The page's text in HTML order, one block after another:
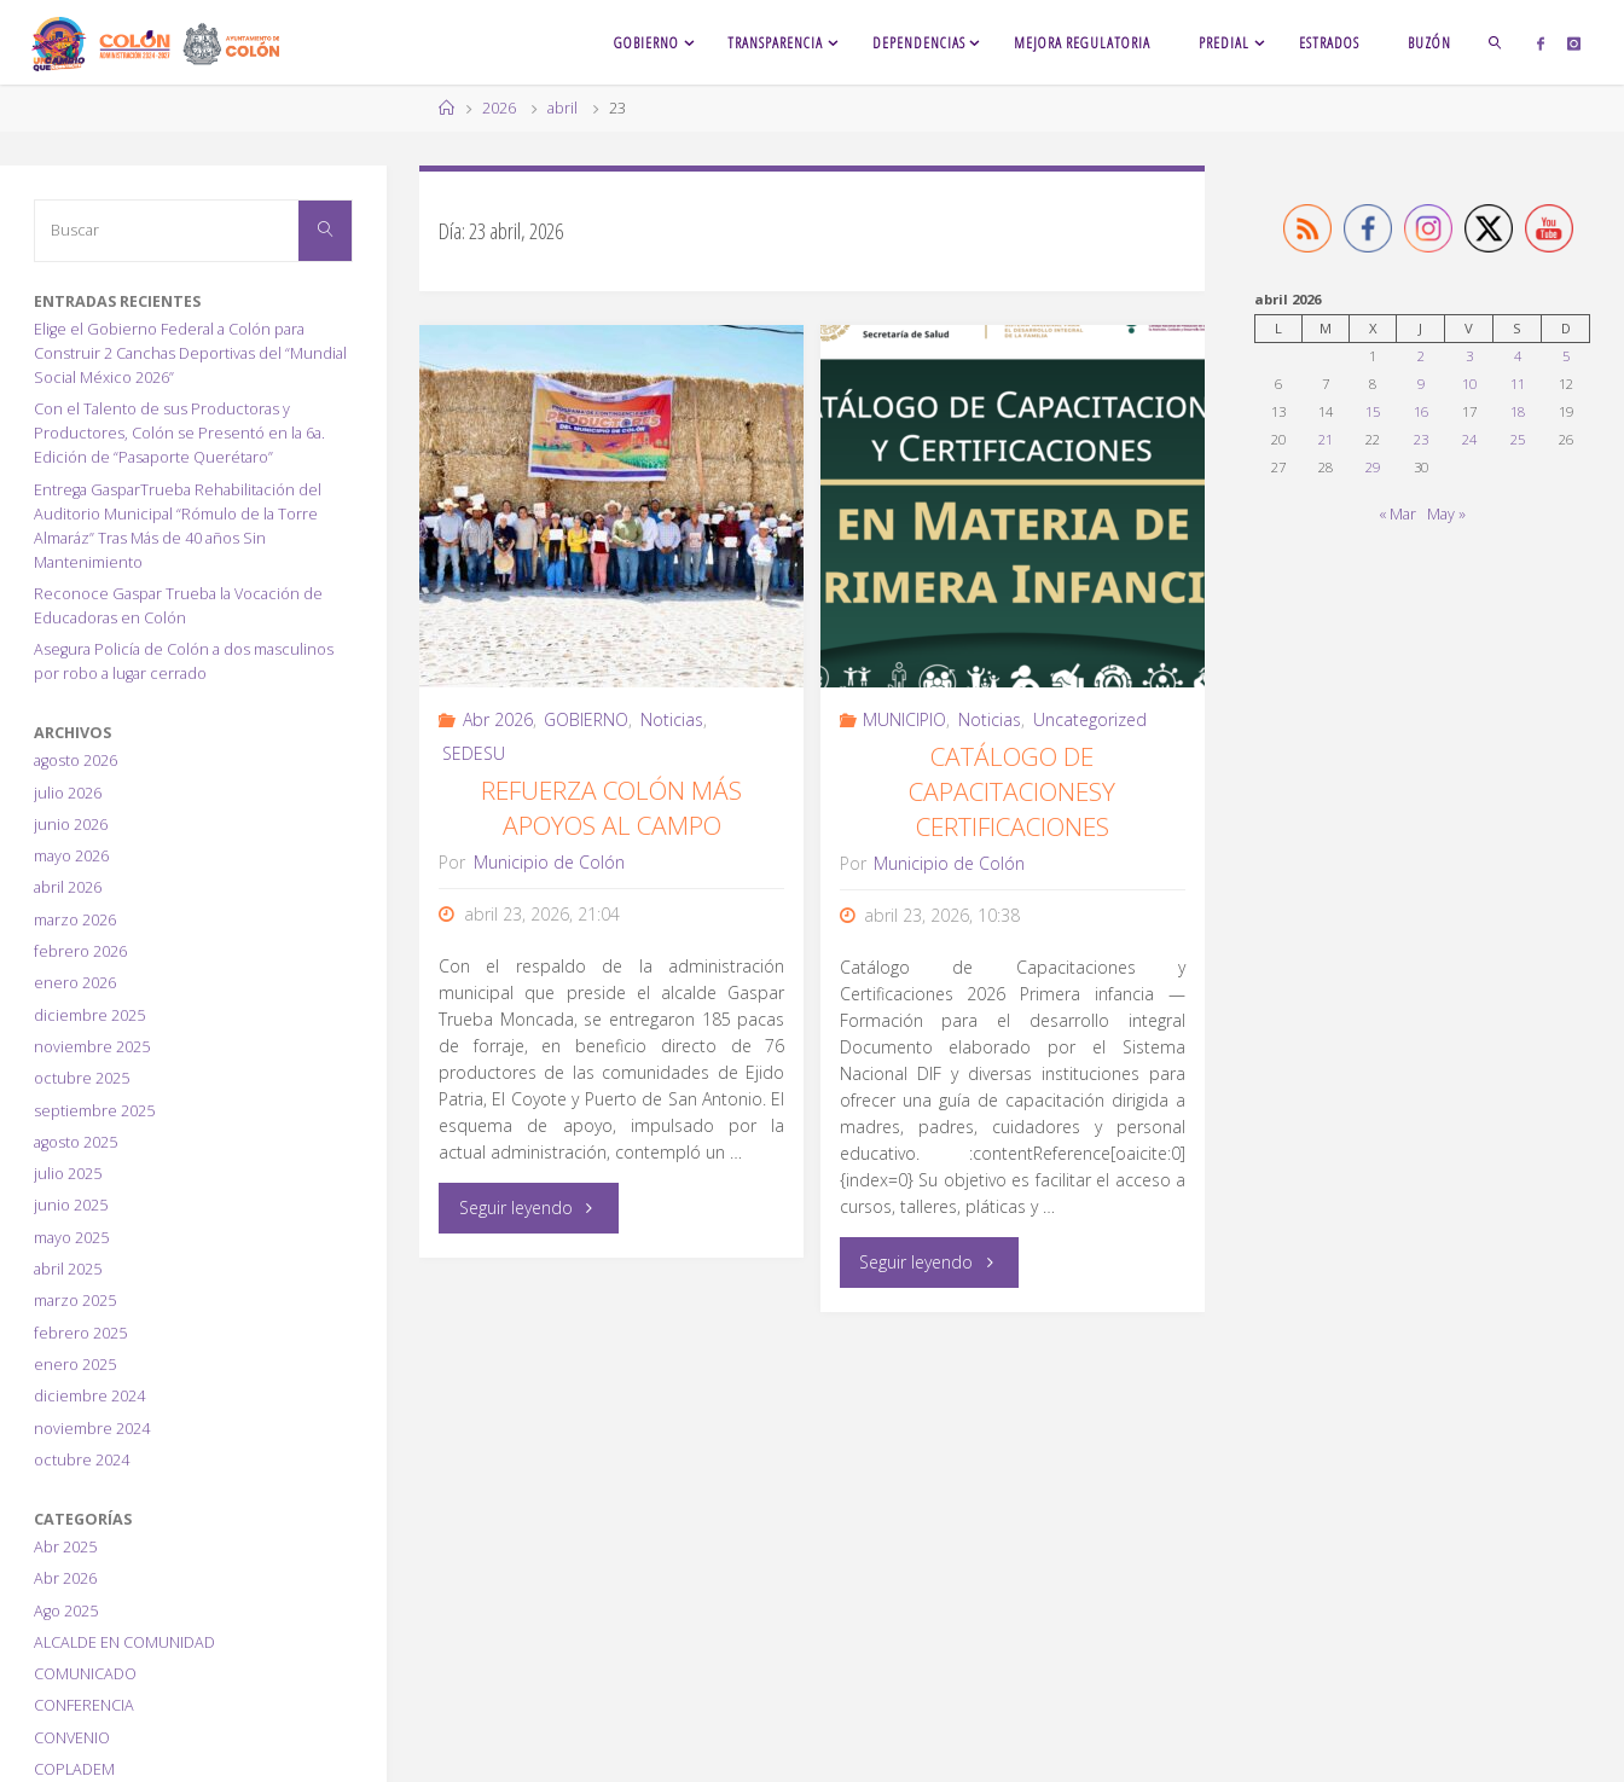
contenido
GOBIERNO TRANSPARENCIA DEPENDENCIAS MEJORA REGULATORIA PREDIAL ESTRADOS BUZÓN
Página2026 abril 23
Día: 23 abril, 2026
Abr 2026, GOBIERNO, Noticias,
SEDESU
REFUERZA COLÓN MÁS
APOYOS AL CAMPO
Por Municipio de Colón
abril 23, 2026, 21:04
Con el respaldo de la administración
municipal que preside el alcalde Gaspar
Trueba Moncada, se entregaron 185 pacas
de forraje, en beneficio directo de 76
productores de las comunidades de Ejido
Patria, El Coyote y Puerto de San Antonio. El
esquema de apoyo, impulsado por la
actual administración, contempló un …
Seguir leyendo"Refuerza
MUNICIPIO, Noticias, Uncategorized
CATÁLOGO DE
CAPACITACIONESY
CERTIFICACIONES
Por Municipio de Colón
abril 23, 2026, 10:38
Catálogo de Capacitaciones y
Certificaciones 2026 Primera infancia —
Formación para el desarrollo integral
Documento elaborado por el Sistema
Nacional DIF y diversas instituciones para
ofrecer una guía de capacitación dirigida a
madres, padres, cuidadores y personal
educativo. :contentReference[oaicite:0]
{index=0} Su objetivo es facilitar el acceso a
cursos, talleres, pláticas y …
Seguir leyendo "CATÁLOGO
Buscar
ENTRADAS RECIENTES
Elige el Gobierno Federal a Colón para
Construir 2 Canchas Deportivas del “Mundial
Social México 2026”
Con el Talento de sus Productoras y
Productores, Colón se Presentó en la 6a.
Edición de “Pasaporte Querétaro”
Entrega GasparTrueba Rehabilitación del
Auditorio Municipal “Rómulo de la Torre
Almaráz” Tras Más de 40 años Sin
Mantenimiento
Reconoce Gaspar Trueba la Vocación de
Educadoras en Colón
Asegura Policía de Colón a dos masculinos
por robo a lugar cerrado
ARCHIVOS
agosto 2026
julio 2026
junio 2026
mayo 2026
abril 2026
marzo 2026
febrero 2026
enero 2026
diciembre 2025
noviembre 2025
octubre 2025
septiembre 2025
agosto 2025
julio 2025
junio 2025
mayo 2025
abril 2025
marzo 2025
febrero 2025
enero 2025
diciembre 2024
noviembre 2024
octubre 2024
CATEGORÍAS
Abr 2025
Abr 2026
Ago 2025
ALCALDE EN COMUNIDAD
COMUNICADO
CONFERENCIA
CONVENIO
COPLADEM
abril 2026
L
M X J V S
D
1
2 3 4
5
6
7 8 9 10 11
12
13
14 15 16 17 18
19
20
21 22 23 24 25
26
27
28 29 30
« Mar May »